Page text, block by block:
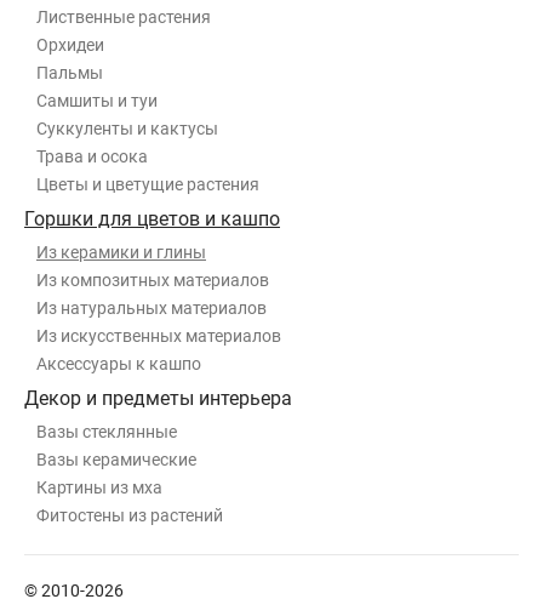
Лиственные растения
Орхидеи
Пальмы
Самшиты и туи
Суккуленты и кактусы
Трава и осока
Цветы и цветущие растения
Горшки для цветов и кашпо
Из керамики и глины
Из композитных материалов
Из натуральных материалов
Из искусственных материалов
Аксессуары к кашпо
Декор и предметы интерьера
Вазы стеклянные
Вазы керамические
Картины из мха
Фитостены из растений
© 2010-2026